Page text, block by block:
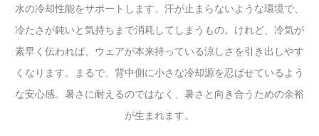
水の冷却性能をサポートします。汗が止まらないような環境で、
冷たさが鈍いと気持ちまで消耗してしまうもの。けれど、冷気が
素早く伝われば、ウェアが本来持っている涼しさを引き出しやす
くなります。まるで、背中側に小さな冷却源を忍ばせているよう
な安心感。暑さに耐えるのではなく、暑さと向き合うための余裕
が生まれます。